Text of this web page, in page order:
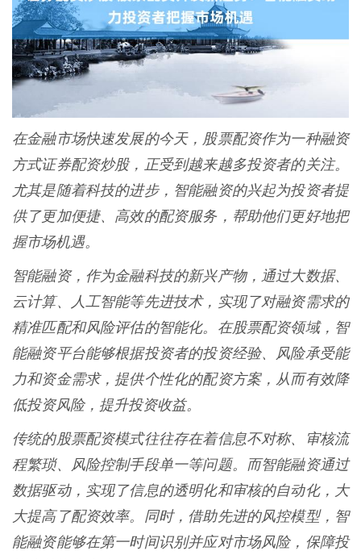
在金融市场快速发展的今天，股票配资作为一种融资
方式证券配资炒股，正受到越来越多投资者的关注。
尤其是随着科技的进步，智能融资的兴起为投资者提
供了更加便捷、高效的配资服务，帮助他们更好地把
握市场机遇。
智能融资，作为金融科技的新兴产物，通过大数据、
云计算、人工智能等先进技术，实现了对融资需求的
精准匹配和风险评估的智能化。在股票配资领域，智
能融资平台能够根据投资者的投资经验、风险承受能
力和资金需求，提供个性化的配资方案，从而有效降
低投资风险，提升投资收益。
传统的股票配资模式往往存在着信息不对称、审核流
程繁琐、风险控制手段单一等问题。而智能融资通过
数据驱动，实现了信息的透明化和审核的自动化，大
大提高了配资效率。同时，借助先进的风控模型，智
能融资能够在第一时间识别并应对市场风险，保障投